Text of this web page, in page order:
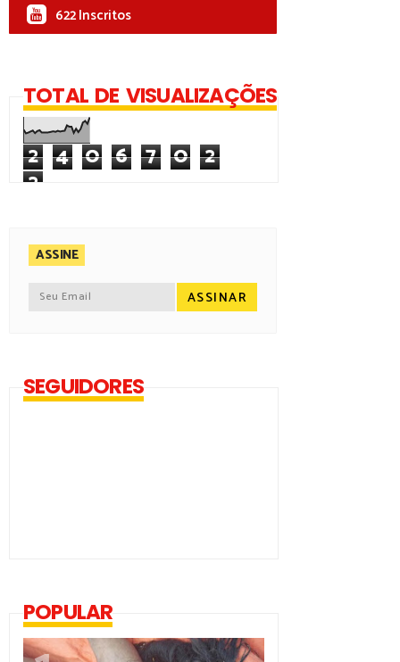
622 Inscritos
TOTAL DE VISUALIZAÇÕES
2 4 0 6 7 0 2
2
ASSINE
SEGUIDORES
POPULAR